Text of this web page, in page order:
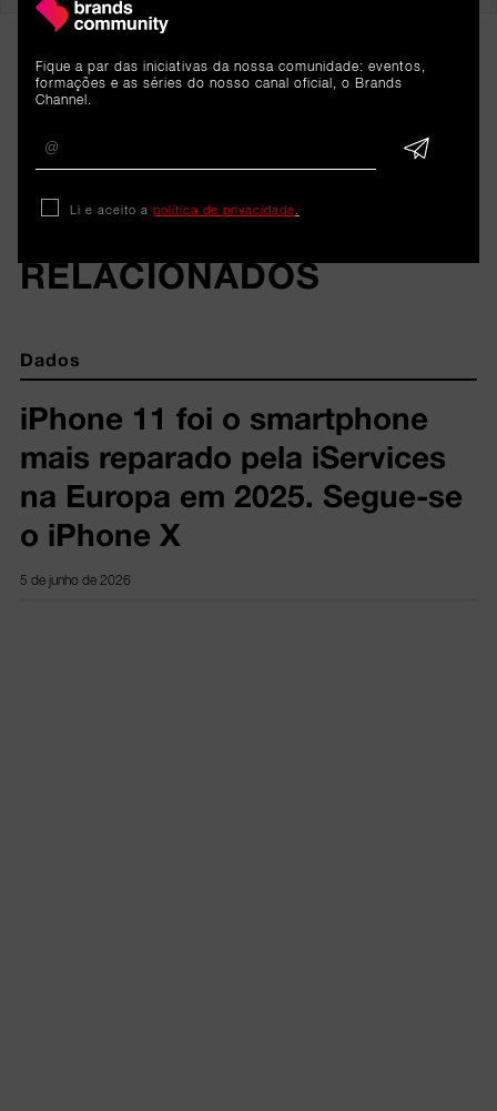
RELACIONADOS
Dados
iPhone 11 foi o smartphone
mais reparado pela iServices
na Europa em 2025. Segue-se
o iPhone X
5 de junho de 2026
Fique a par das iniciativas da nossa comunidade: eventos,
formações e as séries do nosso canal oficial, o Brands
Channel.
Li e aceito a política de privacidade.